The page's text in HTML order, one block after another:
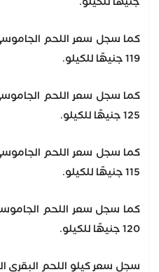
119 جنيهًا للكيلو.
125 جنيهًا للكيلو.
115 جنيهًا للكيلو.
120 جنيهًا للكيلو.